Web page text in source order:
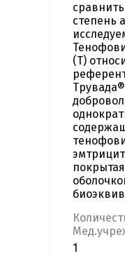
степень
(T)
1